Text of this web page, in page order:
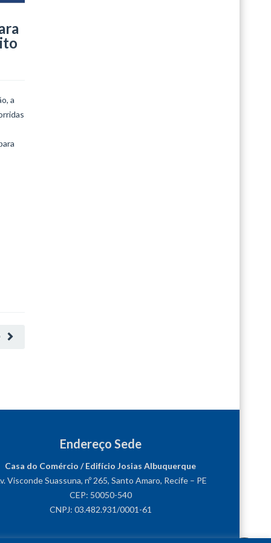
a
Endereço Sede
Casa do Comércio / Edifício Josias Albuquerque
Visconde Suassuna, nº 265, Santo Amaro, Recife – PE
CEP: 50050-540
CNPJ: 03.482.931/0001-61